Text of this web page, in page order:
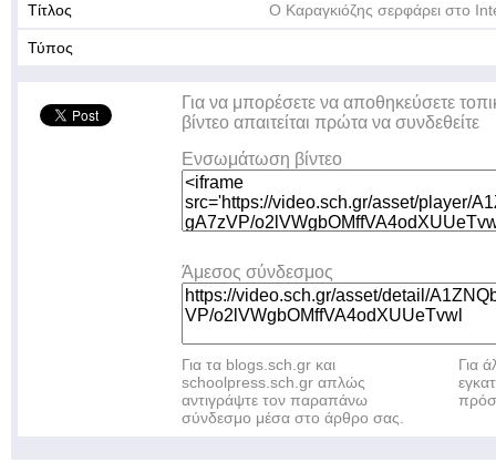
Τίτλος Ο Καραγκιόζης σερφάρει στο
Τύπος
Για να μπορέσετε να αποθηκεύσετε
βίντεο απαιτείται πρώτα να συνδεθείτε
Ενσωμάτωση βίντεο
Άμεσος σύνδεσμος
Για τα blogs.sch.gr και
schoolpress.sch.gr απλώς
αντιγράψτε τον παραπάνω
σύνδεσμο μέσα στο άρθρο σας.
Για